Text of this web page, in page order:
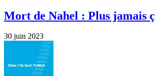
Mort de Nahel : Plus jamais
30 juin 2023